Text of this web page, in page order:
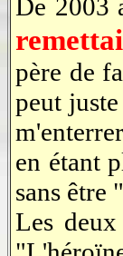
De 2003
père de
peut
en étant
sans être
Les